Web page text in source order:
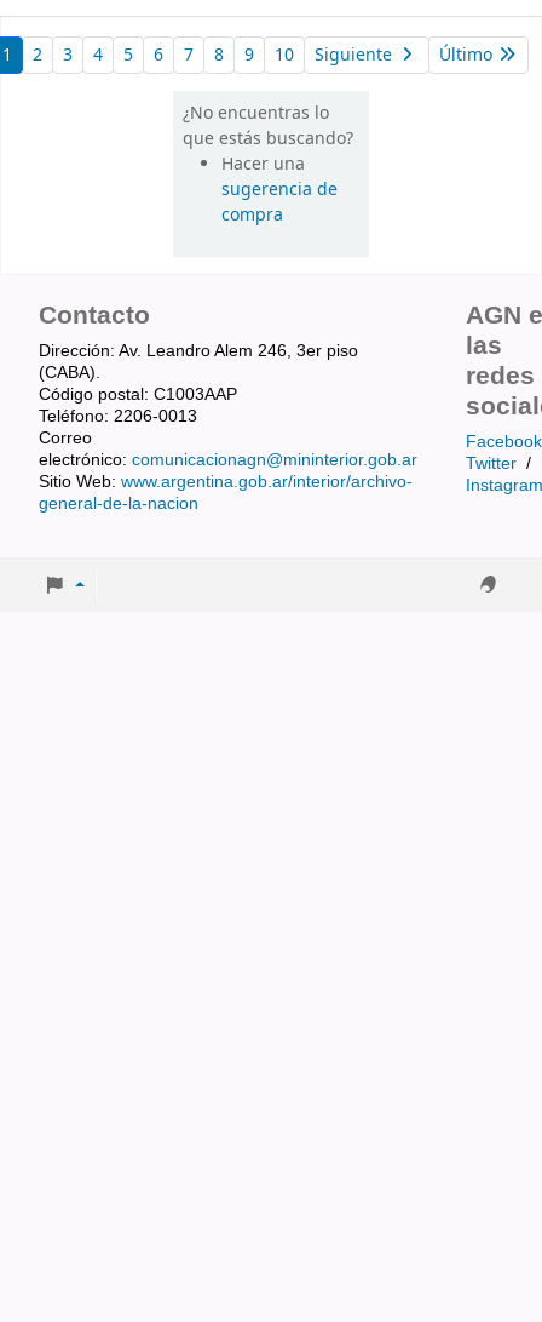
1 2 3 4 5 6 7 8 9 10 Siguiente Último
¿No encuentras lo
que estás buscando?
Hacer una
sugerencia de
compra
Contacto
Dirección: Av. Leandro Alem 246, 3er piso
(CABA).
Código postal: C1003AAP
Teléfono: 2206-0013
Correo
electrónico: comunicacionagn@mininterior.gob.ar
Sitio Web: www.argentina.gob.ar/interior/archivo-
general-de-la-nacion
AGN
las
redes
Facebook
Twitter /
Instagram